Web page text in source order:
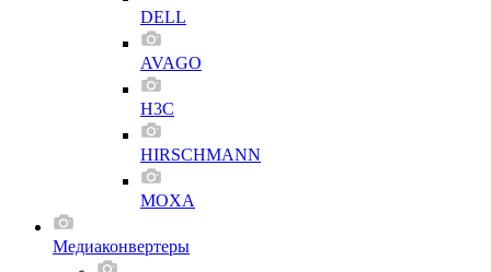
DELL
AVAGO
H3C
HIRSCHMANN
MOXA
Медиаконвертеры